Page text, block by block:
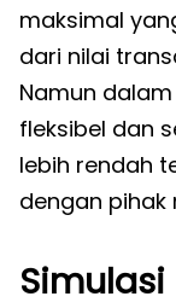
maksimal
dari nilai
Namun
fleksibel dan
lebih rendah
dengan pihak